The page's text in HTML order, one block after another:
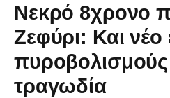
Νεκρό 8χρονο
Ζεφύρι: Και νέο
πυροβολισμούς
τραγωδία